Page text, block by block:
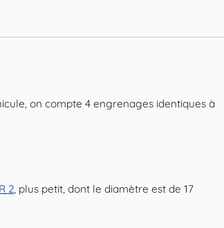
on compte 4 engrenages identiques à
2, plus petit, dont le diamètre est de 17